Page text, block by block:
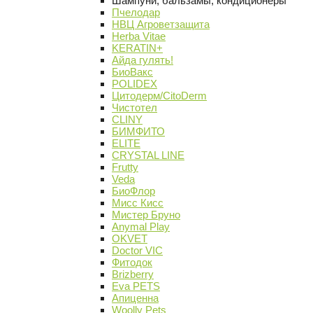
Пчелодар
НВЦ Агроветзащита
Herba Vitae
KERATIN+
Айда гулять!
БиоВакс
POLIDEX
Цитодерм/CitoDerm
Чистотел
CLINY
БИМФИТО
ELITE
CRYSTAL LINE
Frutty
Veda
БиоФлор
Мисс Кисс
Мистер Бруно
Anymal Play
OKVET
Doctor VIC
Фитодок
Brizberry
Eva PETS
Апиценна
Woolly Pets